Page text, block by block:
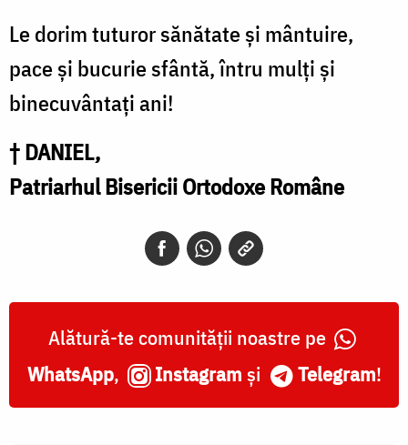
Le dorim tuturor sănătate și mântuire,
pace și bucurie sfântă, întru mulți și
binecuvântați ani!
† DANIEL,
Patriarhul Bisericii Ortodoxe Române
Alătură-te comunității noastre pe
WhatsApp, Instagram și Telegram!